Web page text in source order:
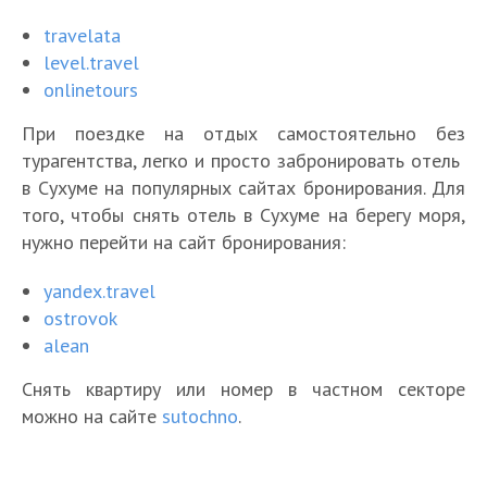
travelata
level.travel
onlinetours
При поездке на отдых самостоятельно без
турагентства, легко и просто забронировать отель
в Сухуме на популярных сайтах бронирования. Для
того, чтобы снять отель в Сухуме на берегу моря,
нужно перейти на сайт бронирования:
yandex.travel
ostrovok
alean
Снять квартиру или номер в частном секторе
можно на сайте sutochno.